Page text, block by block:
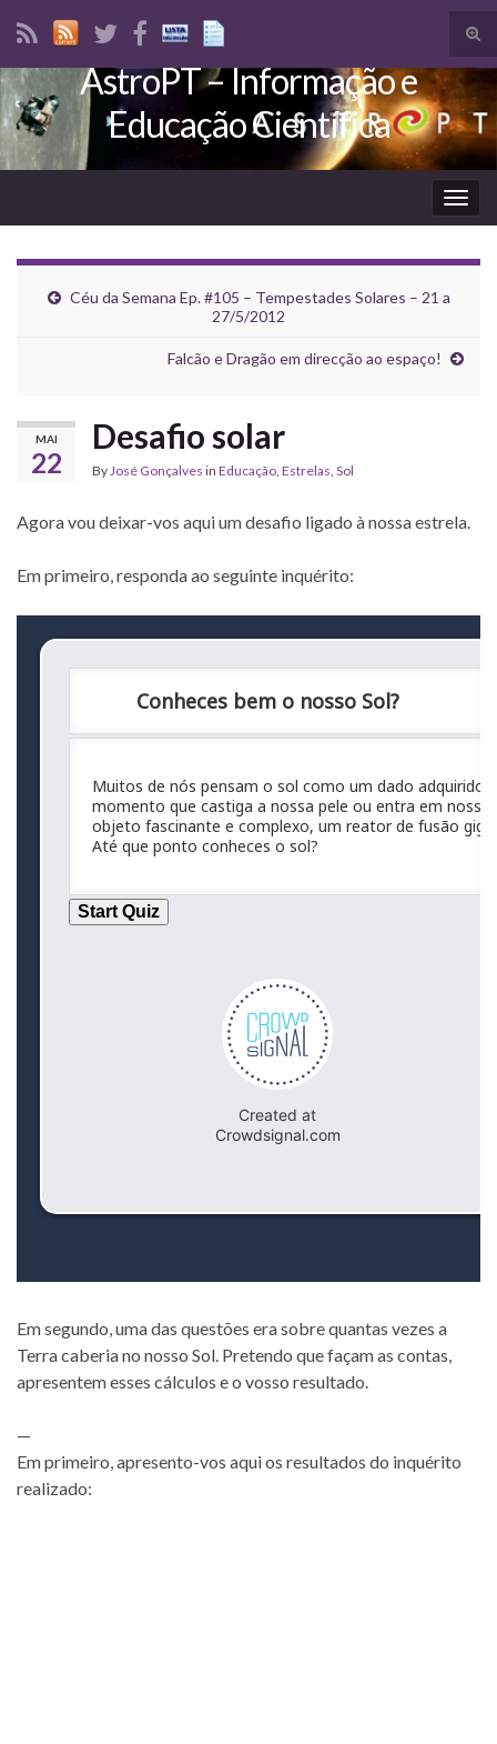
Search for:
AstroPT – Informação e
Educação Científica
Céu da Semana Ep. #105 – Tempestades Solares – 21 a
27/5/2012
Falcão e Dragão em direcção ao espaço!
MAI
22
Desafio solar
ByJosé Gonçalves in Educação, Estrelas, Sol
Agora vou deixar-vos aqui um desafio ligado à nossa estrela.
Em primeiro, responda ao seguinte inquérito:
Em segundo, uma das questões era sobre quantas vezes a
Terra caberia no nosso Sol. Pretendo que façam as contas,
apresentem esses cálculos e o vosso resultado.
—
Em primeiro, apresento-vos aqui os resultados do inquérito
realizado: